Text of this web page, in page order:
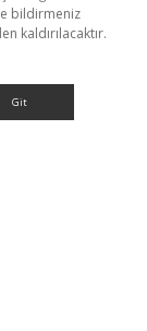
bildirmeniz
kaldırılacaktır.